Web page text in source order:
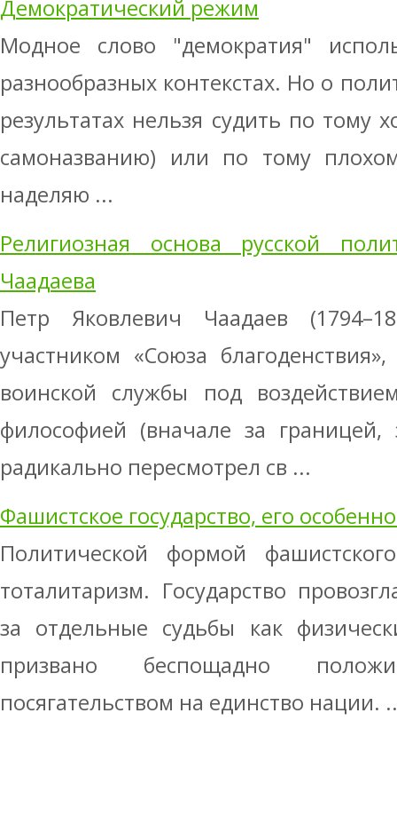
Демократический режим
Модное слово "демократия"
разнообразных контекстах. Но о
результатах нельзя судить по тому
самоназванию) или по тому
наделяю ...
Религиозная основа русской
Чаадаева
Петр Яковлевич Чаадаев
участником «Союза
воинской службы под
философией (вначале за
радикально пересмотрел св ...
Фашистское государство, его
Политической формой
тоталитаризм. Государство
за отдельные судьбы как
призвано беспощадно
посягательством на единство нации.